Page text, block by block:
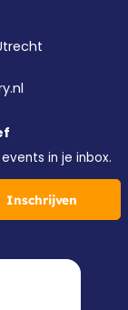
in je inbox.
Inschrijven